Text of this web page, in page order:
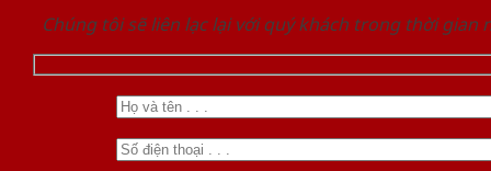
Chúng tôi sẽ liên lạc lại với quý khách trong thời gian